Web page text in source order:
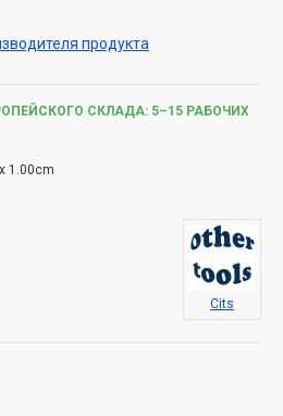
продукта
СКЛАДА: 5–15 РАБОЧИХ
1.00cm
Cits